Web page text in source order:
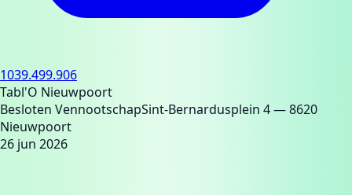
1039.499.906
Tabl'O Nieuwpoort
Besloten VennootschapSint-Bernardusplein 4— 8620
Nieuwpoort
26 jun 2026